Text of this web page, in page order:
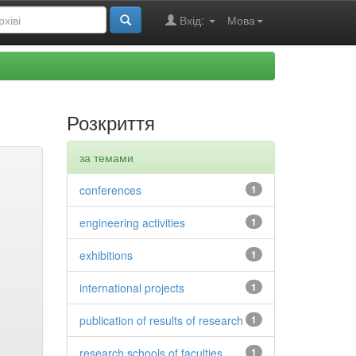
Мова
Вхід:
Розкриття
за темами
1
conferences
1
engineering activities
1
exhibitions
1
international projects
1
publication of results of research
1
research schools of faculties